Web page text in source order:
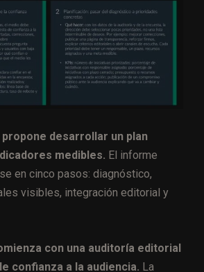
propone desarrollar un plan
medibles. El informe
en cinco pasos: diagnóstico,
visibles, integración editorial y
con una auditoría editorial
confianza a la audiencia. La